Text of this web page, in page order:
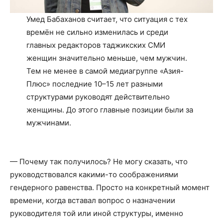
Умед Бабаханов считает, что ситуация с тех
времён не сильно изменилась и среди
главных редакторов таджикских СМИ
женщин значительно меньше, чем мужчин.
Тем не менее в самой медиагруппе «Азия-
Плюс» последние 10–15 лет разными
структурами руководят действительно
женщины. До этого главные позиции были за
мужчинами.
— Почему так получилось? Не могу сказать, что
руководствовался какими-то соображениями
гендерного равенства. Просто на конкретный момент
времени, когда вставал вопрос о назначении
руководителя той или иной структуры, именно